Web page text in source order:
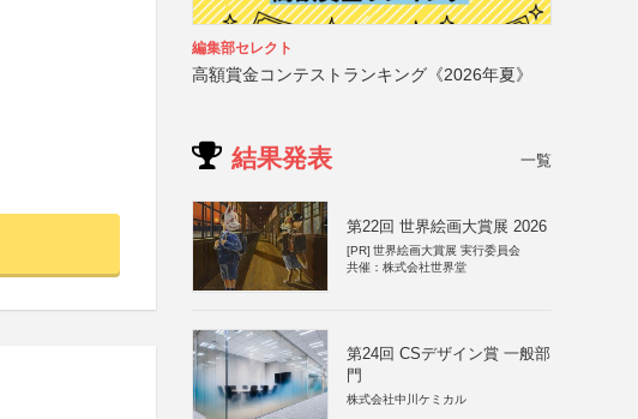
編集部セレクト
高額賞金コンテストランキング《2026年夏》
結果発表 一覧
第22回 世界絵画大賞展 2026
[PR] 世界絵画大賞展 実行委員会
共催：株式会社世界堂
第24回 CSデザイン賞 一般部
門
株式会社中川ケミカル